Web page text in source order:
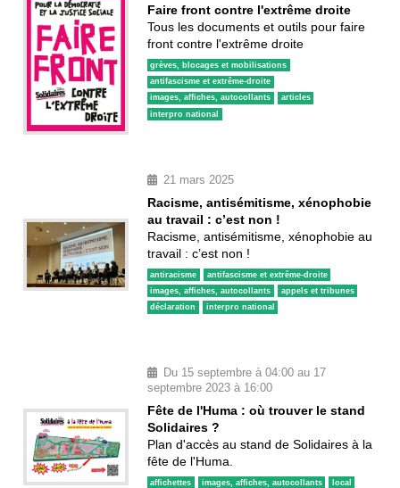
Faire front contre l'extrême droite
Tous les documents et outils pour faire
front contre l'extrême droite
grèves, blocages et mobilisations
antifascisme et extrême-droite
images, affiches, autocollants
articles
interpro national
21 mars 2025
Racisme, antisémitisme, xénophobie
au travail : c’est non !
Racisme, antisémitisme, xénophobie au
travail : c’est non !
antiracisme
antifascisme et extrême-droite
images, affiches, autocollants
appels et tribunes
déclaration
interpro national
Du 15 septembre à 04:00 au 17
septembre 2023 à 16:00
Fête de l'Huma : où trouver le stand
Solidaires ?
Plan d'accès au stand de Solidaires à la
fête de l'Huma.
affichettes images, affiches, autocollants
local